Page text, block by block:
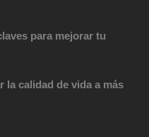
para mejorar tu
la calidad de vida a más